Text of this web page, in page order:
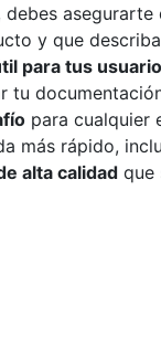
asegurarte
y que
para tus
tu
para cualquier
más rápido,
alta calidad que